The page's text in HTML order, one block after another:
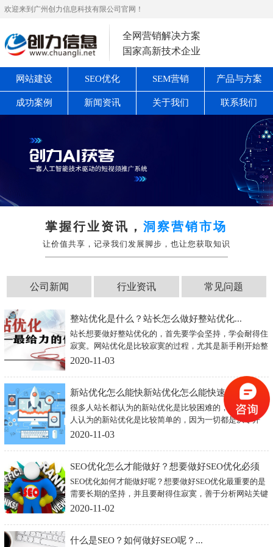
欢迎来到广州创力信息科技有限公司官网！
全网营销解决方案
国家高新技术企业
网站建设 SEO优化 SEM营销 产品与方案
成功案例 新闻资讯 关于我们 联系我们
掌握行业资讯，洞察营销市场
让价值共享，记录我们发展脚步，也让您获取知识
公司新闻 行业资讯 常见问题
整站优化是什么？站长怎么做好整站优化...
站长想要做好整站优化的，首先要学会坚持，学会耐得住
寂寞。网站优化是比较寂寞的过程，尤其是新手刚开始整
站优化的时候不知道从何入手，对于这样的用户来说，想
2020-11-03
新站优化怎么能快新站优化怎么能快速排名？学
会这三种方法获...
很多人站长都认为的新站优化是比较困难的，其实，我个
人认为的新站优化是比较简单的，因为一切都是从零开
始。比如网站的构架、网站的标题、网站的描述这些在做
2020-11-03
SEO优化怎么才能做好？想要做好SEO优化必须
要具备这两种素质...
SEO优化如何才能做好呢？想要做好SEO优化最重要的是
需要长期的坚持，并且要耐得住寂寞，善于分析网站关键
词的动态，要清楚了解网友的搜索需求，这些都是很无味
2020-11-02
什么是SEO？如何做好SEO呢？...